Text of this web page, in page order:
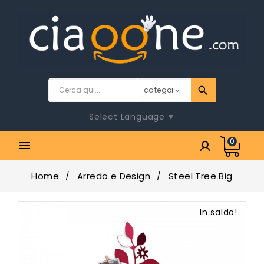
Select Language ▼
 0
Home Arredo e Design Steel Tree Big
In saldo!